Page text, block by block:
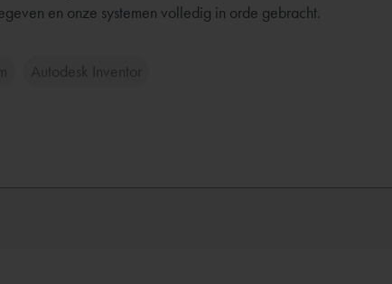
en onze systemen volledig in orde gebracht.
Autodesk Inventor